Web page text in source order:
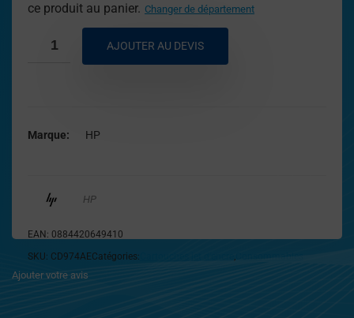
ce produit au panier. Changer de département
AJOUTER AU DEVIS
Marque HP
HP
EAN: 0884420649410
SKU: CD974AECatégories: ,
Ajouter votre avis